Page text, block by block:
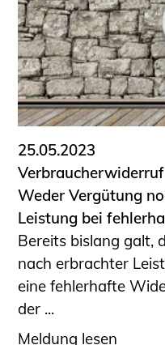
25.05.2023
Weder Vergütung
Leistung bei
Bereits bislang galt,
nach erbrachter
eine fehlerhafte
der ...
Meldung lesen